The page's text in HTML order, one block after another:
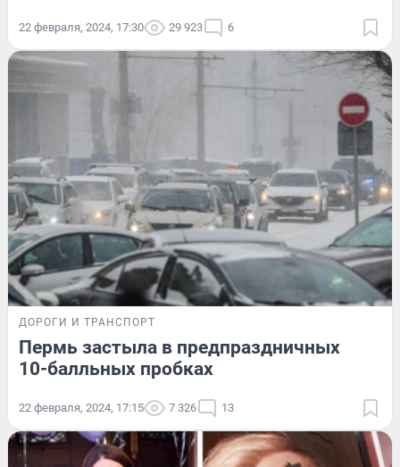
22 февраля, 2024, 17:30 29 923 6
ДОРОГИ И ТРАНСПОРТ
Пермь застыла в предпраздничных
10-балльных пробках
22 февраля, 2024, 17:15 7 326 13